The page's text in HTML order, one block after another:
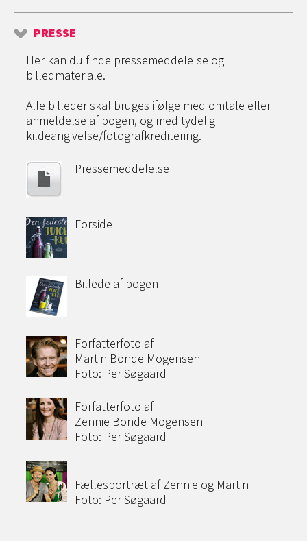
PRESSE
Her kan du finde pressemeddelelse og
billedmateriale.
Alle billeder skal bruges ifølge med omtale eller
anmeldelse af bogen, og med tydelig
kildeangivelse/fotografkreditering.
Pressemeddelelse
Forside
Billede af bogen
Forfatterfoto af
Martin Bonde Mogensen
Foto: Per Søgaard
Forfatterfoto af
Zennie Bonde Mogensen
Foto: Per Søgaard
Fællesportræt af Zennie og Martin
Foto: Per Søgaard